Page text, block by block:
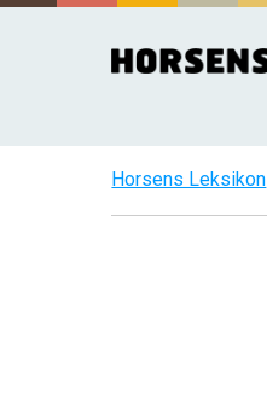
Spring
Horsens Leksikon